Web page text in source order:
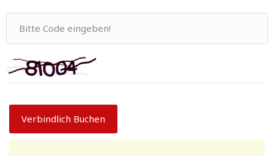
Verbindlich Buchen